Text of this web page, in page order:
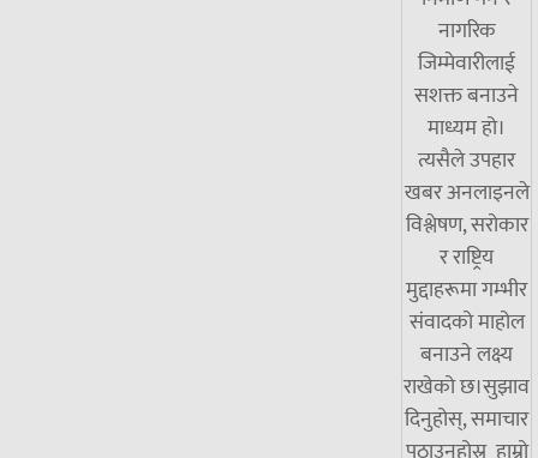
नागरिक
जिम्मेवारीलाई
सशक्त बनाउने
माध्यम हो।
त्यसैले उपहार
खबर अनलाइनले
विश्लेषण, सरोकार
र राष्ट्रिय
मुद्दाहरूमा गम्भीर
संवादको माहोल
बनाउने लक्ष्य
राखेको छ।सुझाव
दिनुहोस्, समाचार